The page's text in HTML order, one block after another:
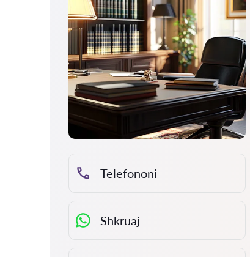
Telefononi
Shkruaj